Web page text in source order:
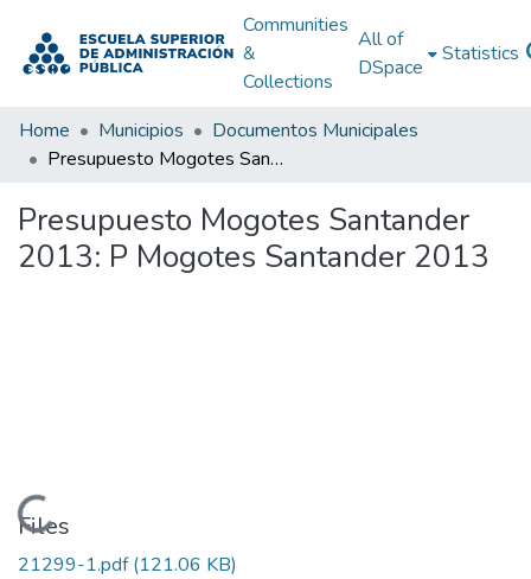
Communities
&
Collections
All of
DSpace
Statistics
Home Municipios
Documentos Municipales
Presupuesto Mogotes Santander 2013: P Mogotes Santander 2013
Presupuesto Mogotes Santander
2013: P Mogotes Santander 2013
Loading...
Files
21299-1.pdf(121.06 KB)